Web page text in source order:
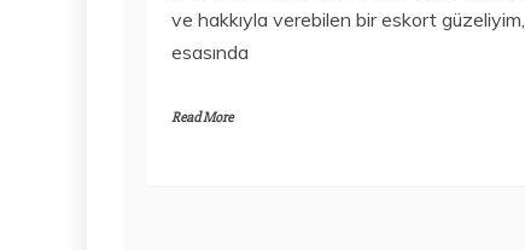
ve hakkıyla verebilen bir eskort güzeliyim,
esasında
Read More